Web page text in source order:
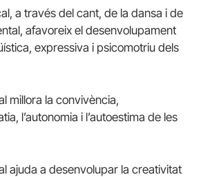
a través del cant, de la dansa i de
afavoreix el desenvolupament
expressiva i psicomotriu dels
millora la convivència,
l’autonomia i l’autoestima de les
ajuda a desenvolupar la creativitat